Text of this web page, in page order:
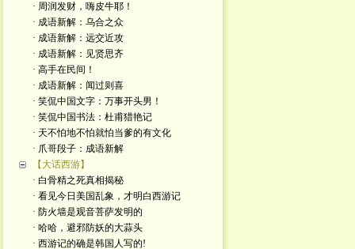
· 周润发财，嗨皮牛耶！
· 成语新解：乌合之众
· 成语新解：远交近攻
· 成语新解：见贤思齐
· 高手在民间！
· 成语新解：闻过则喜
· 笑侃中国文字：万事开头男！
· 笑侃中国书法：杜甫猎艳记
· 天不怕地不怕就怕当爹的有文化
· 爪哥段子：成语新解
【大话西游】
· 白骨精之死真相揭秘
· 看见今日美国乱象，才明白西游记
· 防火墙是观音菩萨发明的
· 哈哈，避邪防妖的大蒜头
· 西游记的确是韩国人写的!